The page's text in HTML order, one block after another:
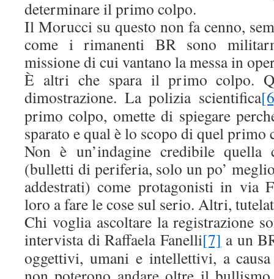
determinare il primo colpo.
Il Morucci su questo non fa cenno,
come i rimanenti BR sono
missione di cui vantano la messa in
È altri che spara il primo colpo.
dimostrazione. La polizia scientifica
primo colpo, omette di spiegare
sparato e qual è lo scopo di quel
Non è un’indagine credibile quella
(bulletti di periferia, solo un po’
addestrati) come protagonisti in via
loro a fare le cose sul serio. Altri,
Chi voglia ascoltare la registrazione
intervista di Raffaela Fanelli[7] a un
oggettivi, umani e intellettivi, a